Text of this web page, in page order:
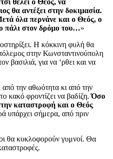
θα αντέξει στην δοκιμασία.
όλα περνάνε και ο Θεός, ο
πάλι στον δρόμο του…»
Η κόκκινη φυλή θα
στην Κωνσταντινούπολη
βασιλιά, για να ‘ρθει και να
την αθωότητα κι από την
κακό φροντίζει να βαδίζη.Όσο
καταστροφή και ο Θεός
υπάρχει σήμερα, από πριν
θα κυκλοφορούν γυμνοί. Θα